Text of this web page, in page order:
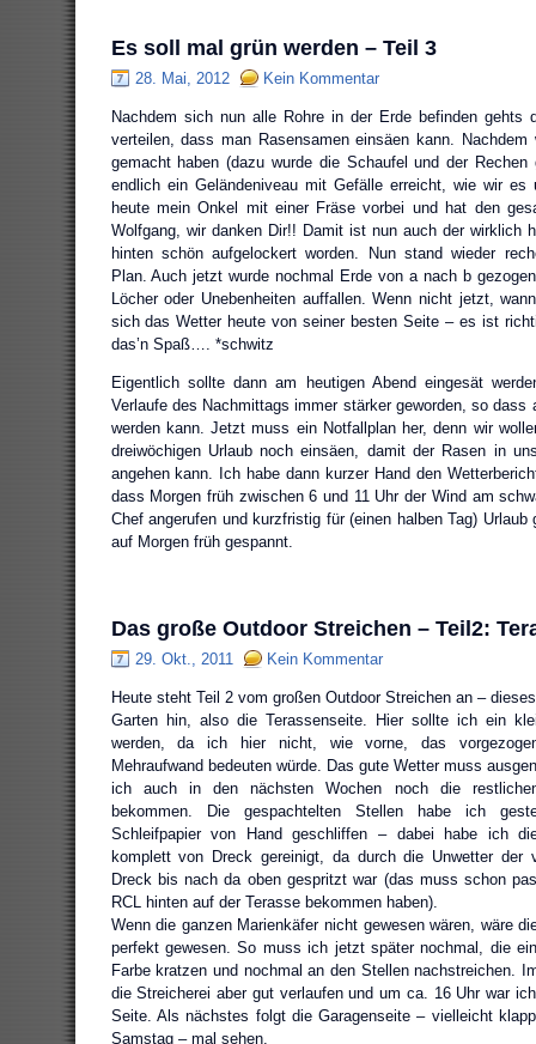
Es soll mal grün werden – Teil 3
28. Mai, 2012 Kein Kommentar
Nachdem sich nun alle Rohre in der Erde befinden gehts
verteilen, dass man Rasensamen einsäen kann.
gemacht haben (dazu wurde die Schaufel und der Rechen
endlich ein Geländeniveau mit Gefälle erreicht, wie wir es
heute mein Onkel mit einer Fräse vorbei und hat den
Wolfgang, wir danken Dir!! Damit ist nun auch der wirklich
hinten schön aufgelockert worden. Nun stand wieder
Plan. Auch jetzt wurde nochmal Erde von a nach b
Löcher oder Unebenheiten auffallen. Wenn nicht jetzt,
sich das Wetter heute von seiner besten Seite – es ist
das’n Spaß…. *schwitz
Eigentlich sollte dann am heutigen Abend eingesät
Verlaufe des Nachmittags immer stärker geworden, so dass
werden kann. Jetzt muss ein Notfallplan her, denn wir
dreiwöchigen Urlaub noch einsäen, damit der Rasen in
angehen kann. Ich habe dann kurzer Hand den
dass Morgen früh zwischen 6 und 11 Uhr der Wind am
Chef angerufen und kurzfristig für (einen halben Tag)
auf Morgen früh gespannt.
Das große Outdoor Streichen – Teil2:
29. Okt., 2011 Kein Kommentar
Heute steht Teil 2 vom großen Outdoor Streichen an –
Garten hin, also die Terassenseite. Hier sollte ich ein
werden, da ich hier nicht, wie vorne, das
Mehraufwand bedeuten würde. Das gute Wetter muss
ich auch in den nächsten Wochen noch die
bekommen. Die gespachtelten Stellen habe ich
Schleifpapier von Hand geschliffen – dabei habe ich
komplett von Dreck gereinigt, da durch die Unwetter der
Dreck bis nach da oben gespritzt war (das muss schon
RCL hinten auf der Terasse bekommen haben).
Wenn die ganzen Marienkäfer nicht gewesen wären, wäre
perfekt gewesen. So muss ich jetzt später nochmal, die
Farbe kratzen und nochmal an den Stellen nachstreichen.
die Streicherei aber gut verlaufen und um ca. 16 Uhr war
Seite. Als nächstes folgt die Garagenseite – vielleicht
Samstag – mal sehen.